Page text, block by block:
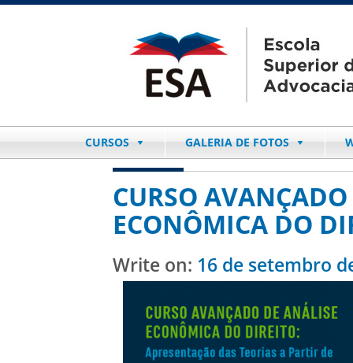
CURSOS GALERIA DE FOTOS
CURSO
ECONÔMICA DO
Write on: 16 de setembro